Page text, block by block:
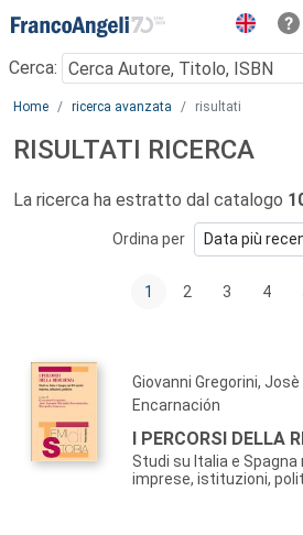
Menu
Cerca:
Main content
Home ricerca avanzata risultati
RISULTATI RICERCA
La ricerca ha estratto dal catalogo
Ordina per
1 2 3 4
Giovanni Gregorini,
Encarnación
I PERCORSI DELLA
Studi su Italia e Spagna
imprese, istituzioni,